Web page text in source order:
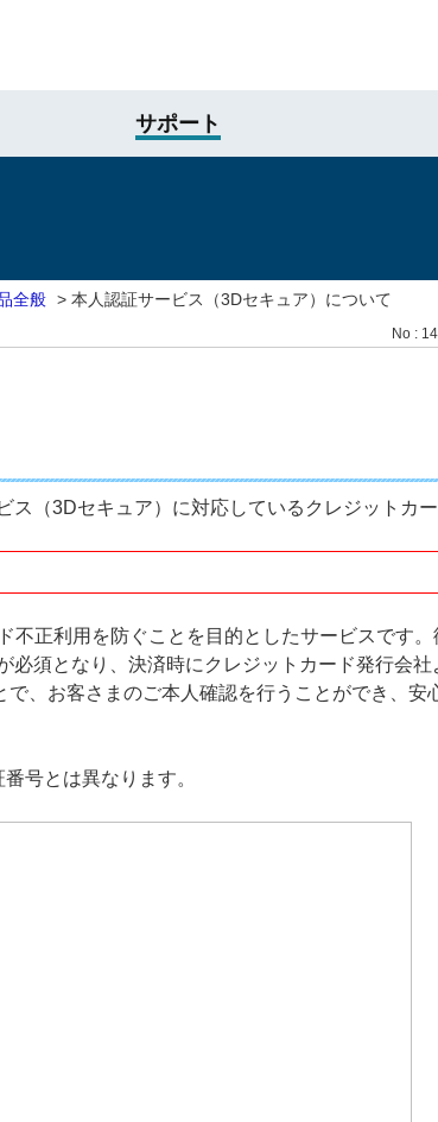
サポート
全般 > 本人認証サービス（3Dセキュア）について
No :
（3Dセキュア）に対応しているクレジットカ
正利用を防ぐことを目的としたサービスです
須となり、決済時にクレジットカード発行会
、お客さまのご本人確認を行うことができ、安
号とは異なります。